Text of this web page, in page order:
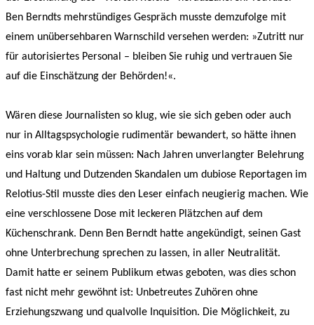
Ben Berndts mehrstündiges Gespräch musste demzufolge mit
einem unübersehbaren Warnschild versehen werden: »Zutritt nur
für autorisiertes Personal – bleiben Sie ruhig und vertrauen Sie
auf die Einschätzung der Behörden!«.
Wären diese Journalisten so klug, wie sie sich geben oder auch
nur in Alltagspsychologie rudimentär bewandert, so hätte ihnen
eins vorab klar sein müssen: Nach Jahren unverlangter Belehrung
und Haltung und Dutzenden Skandalen um dubiose Reportagen im
Relotius-Stil musste dies den Leser einfach neugierig machen. Wie
eine verschlossene Dose mit leckeren Plätzchen auf dem
Küchenschrank. Denn Ben Berndt hatte angekündigt, seinen Gast
ohne Unterbrechung sprechen zu lassen, in aller Neutralität.
Damit hatte er seinem Publikum etwas geboten, was dies schon
fast nicht mehr gewöhnt ist: Unbetreutes Zuhören ohne
Erziehungszwang und qualvolle Inquisition. Die Möglichkeit, zu